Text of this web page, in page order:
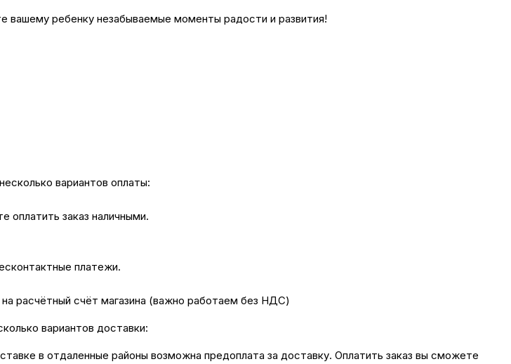
вашему ребенку незабываемые моменты радости и развития!
вариантов оплаты:
оплатить заказ наличными.
платежи.
расчётный счёт магазина (важно работаем без НДС)
вариантов доставки:
в отдаленные районы возможна предоплата за доставку. Оплатить заказ вы сможете